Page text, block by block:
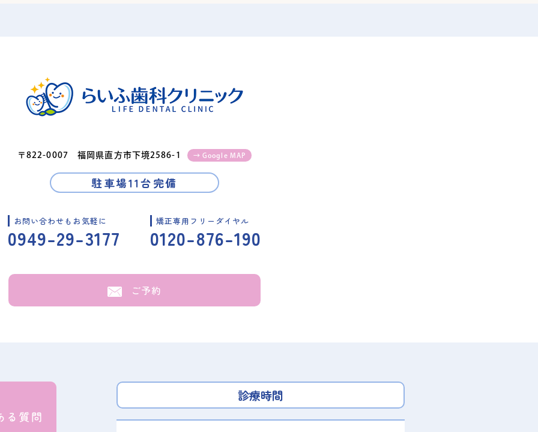
〒822-0007 福岡県直方市下境2586-1 → Google MAP
駐車場11台完備
お問い合わせもお気軽に
0949-29-3177
矯正専用フリーダイヤル
0120-876-190
ご予約
診療時間